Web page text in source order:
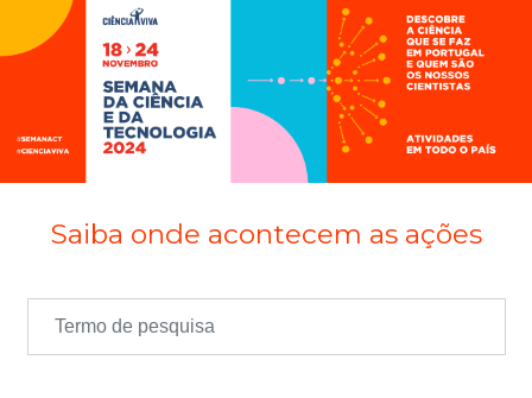
Saiba onde acontecem as ações